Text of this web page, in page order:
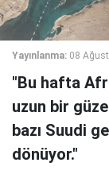
Yayınlanma: 08
"Bu hafta
uzun bir
bazı Suudi
dönüyor."